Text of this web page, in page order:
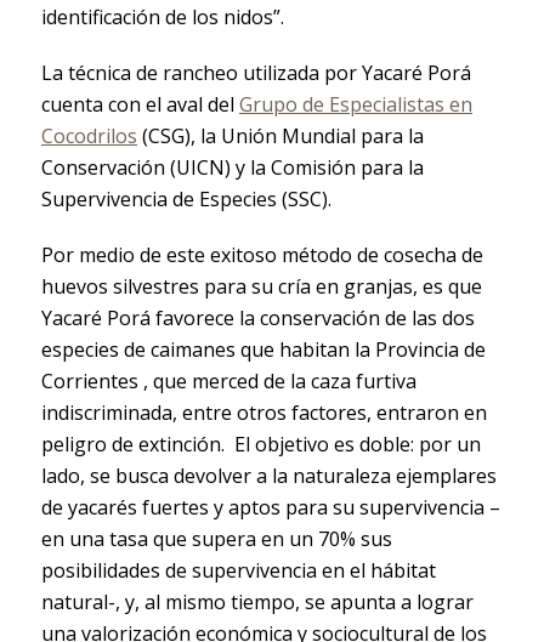
identificación de los nidos”.
La técnica de rancheo utilizada por Yacaré Porá
cuenta con el aval del Grupo de Especialistas en
Cocodrilos (CSG), la Unión Mundial para la
Conservación (UICN) y la Comisión para la
Supervivencia de Especies (SSC).
Por medio de este exitoso método de cosecha de
huevos silvestres para su cría en granjas, es que
Yacaré Porá favorece la conservación de las dos
especies de caimanes que habitan la Provincia de
Corrientes , que merced de la caza furtiva
indiscriminada, entre otros factores, entraron en
peligro de extinción. El objetivo es doble: por un
lado, se busca devolver a la naturaleza ejemplares
de yacarés fuertes y aptos para su supervivencia –
en una tasa que supera en un 70% sus
posibilidades de supervivencia en el hábitat
natural-, y, al mismo tiempo, se apunta a lograr
una valorización económica y sociocultural de los